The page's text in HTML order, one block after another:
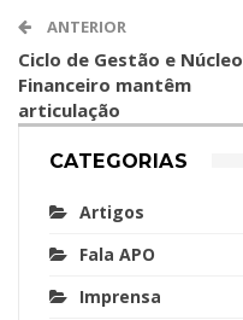
ANTERIOR
Ciclo de Gestão e Núcleo
Financeiro mantêm
articulação
CATEGORIAS
Artigos
Fala APO
Imprensa